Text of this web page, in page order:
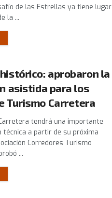
de las Estrellas ya tiene lugar
la ...
aprobaron la
asistida para los
Turismo Carretera
tendrá una importante
técnica a partir de su próxima
Corredores Turismo
...